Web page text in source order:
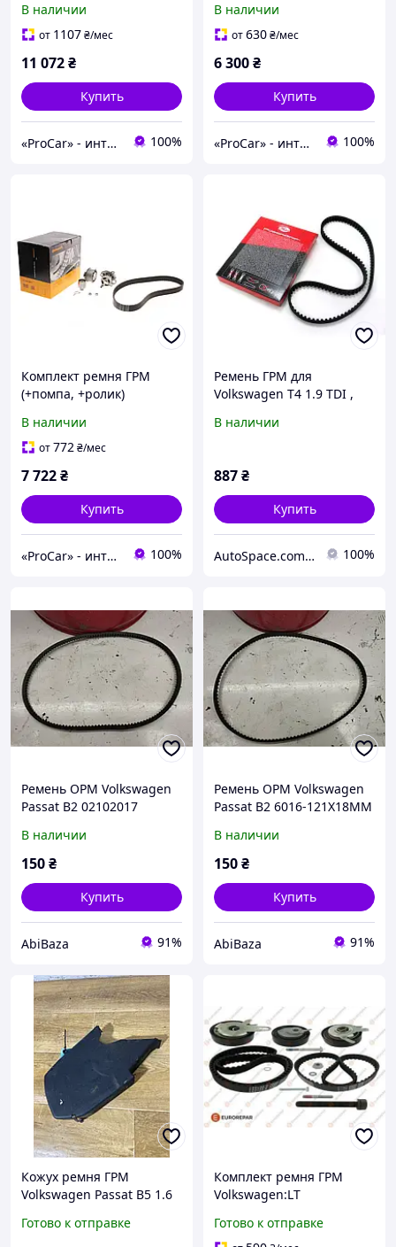
Тигуан, Гольф ,Шкода
Октавия, Ауди А4,
В наличии
от 1107₴/мес
11 072₴
Купить
«ProCar» - интернет магазин автозапчастей 100%
Пассат, Шкода Фабия,
Октавия - 1.9TDI 00-
В наличии
от630₴/мес
6 300₴
Купить
«ProCar» - интернет магазин автозапчастей 100%
Комплект ремня ГРМ
(+помпа, +ролик)
Гольф, Кадди, Ауди А4, А6
- 1.9-2.0TDI 00-11
В наличии
от772₴/мес
7 722₴
Купить
«ProCar» - интернет магазин автозапчастей 100%
Ремень ГРМ для
Volkswagen T4 1.9 TDI ,
1.9 TDI , Audi A4 1.9 TDI (
В наличии
887₴
Купить
AutoSpace.com.ua 100%
Ремень ОРМ Volkswagen
Passat B2 02102017
В наличии
150₴
Купить
AbiBaza 91%
Ремень ОРМ Volkswagen
Passat B2 6016-121X18MM
В наличии
150₴
Купить
AbiBaza 91%
Кожух ремня ГРМ
Volkswagen Passat B5 1.6
Готово к отправке
Комплект ремня ГРМ
Volkswagen:LT
,S80 ,V70 (1635049680
Готово к отправке